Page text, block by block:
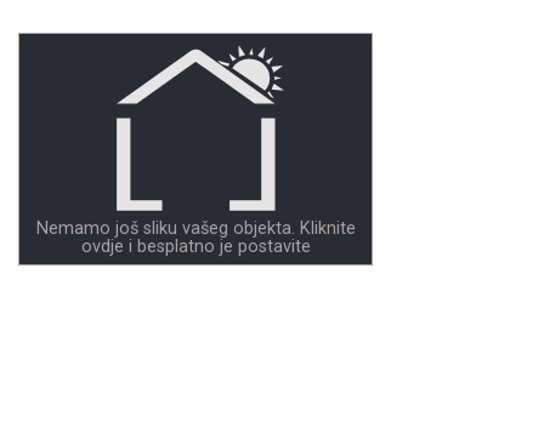
Nemamo još sliku vašeg objekta. Kliknite
ovdje i besplatno je postavite